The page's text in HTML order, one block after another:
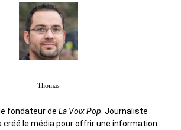
Thomas
fondateur de La Voix Pop . Journaliste
créé le média pour offrir une information